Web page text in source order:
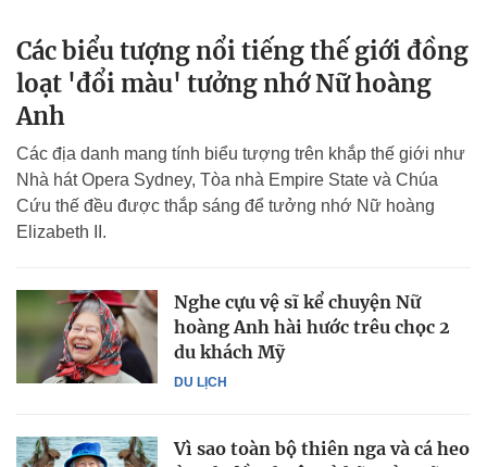
Các biểu tượng nổi tiếng thế giới đồng
loạt 'đổi màu' tưởng nhớ Nữ hoàng
Anh
Các địa danh mang tính biểu tượng trên khắp thế giới như
Nhà hát Opera Sydney, Tòa nhà Empire State và Chúa
Cứu thế đều được thắp sáng để tưởng nhớ Nữ hoàng
Elizabeth II.
DU LỊCH
Nghe cựu vệ sĩ kể chuyện Nữ
hoàng Anh hài hước trêu chọc 2
du khách Mỹ
Vì sao toàn bộ thiên nga và cá heo